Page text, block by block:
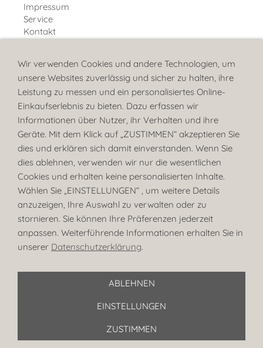
Impressum
Service
Kontakt
Bestellhinweise
Über uns
Muster-Service
Datenschutz
Widerrufsrecht
Cookies
Versand
Zahlung
Online-Rabatt
Barrierefreiheit
Einrichtungsblog
© DESIGNERS-living by maike metz
Wir verwenden Cookies und andere Technologien, um
unsere Websites zuverlässig und sicher zu halten, ihre
Leistung zu messen und ein personalisiertes Online-
Einkaufserlebnis zu bieten. Dazu erfassen wir
Informationen über Nutzer, ihr Verhalten und ihre
Geräte. Mit dem Klick auf „ZUSTIMMEN“ akzeptieren Sie
dies und erklären sich damit einverstanden. Wenn Sie
dies ablehnen, verwenden wir nur die wesentlichen
Cookies und erhalten keine personalisierten Inhalte.
Wählen Sie „EINSTELLUNGEN“ , um weitere Details
anzuzeigen, Ihre Auswahl zu verwalten oder zu
stornieren. Sie können Ihre Präferenzen jederzeit
anpassen. Weiterführende Informationen erhalten Sie in
unserer Datenschutzerklärung.
ABLEHNEN
EINSTELLUNGEN
ZUSTIMMEN